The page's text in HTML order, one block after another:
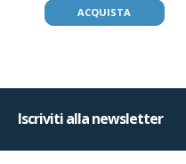
ACQUISTA
Iscriviti alla newsletter